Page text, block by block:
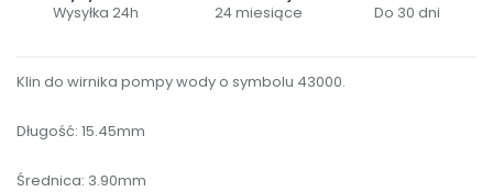
Wysyłka 24h 24 miesiące Do 30 dni
Klin do wirnika pompy wody o symbolu 43000.
Długość: 15.45mm
Średnica: 3.90mm